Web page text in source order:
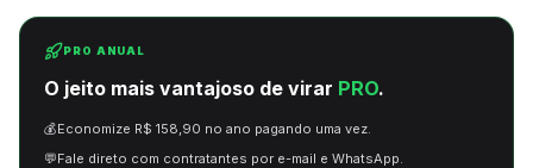
PRO ANUAL
O jeito mais vantajoso de virar PRO.
💰Economize R$ 158,90 no ano pagando uma vez.
💬Fale direto com contratantes por e-mail e WhatsApp.